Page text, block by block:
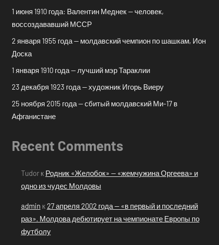
1 июня 1910 года: Валентин Меднек — человек,
воссоздававший МССР
2 января 1955 года — молдавский чемпион по шашкам, Ион
Доска
1 января 1910 года — лучший мэр Тараклии
23 декабря 1923 года — художник Игорь Виеру
25 ноября 2015 года — сбитый молдавский Ми-17 в
Афганистане
Recent Comments
Tudorк Родник «Желобок» — «жемчужина Оргеева» и
одно из чудес Молдовы
admin к 27 апреля 2002 года — «в первый и последний
раз». Молдова дебютирует на чемпионате Европы по
футболу